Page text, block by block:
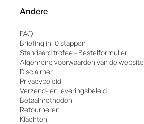
Andere
FAQ
Briefing in 10 stappen
Standaard trofee - Bestelformulier
Algemene voorwaarden van de website
Disclaimer
Privacybeleid
Verzend- en leveringsbeleid
Betaalmethoden
Retourneren
Klachten